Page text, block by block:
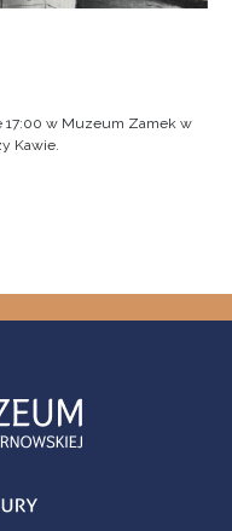
17:00 w Muzeum Zamek w
Kawie.